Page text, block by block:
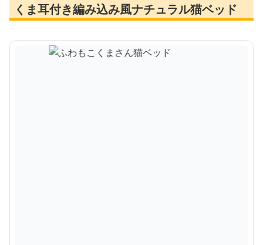
くま耳付き編み込み風ナチュラル猫ベッド